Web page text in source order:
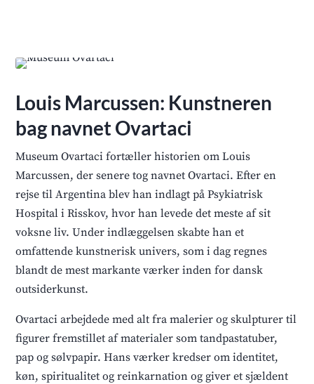
Louis Marcussen: Kunstneren
bag navnet Ovartaci
Museum Ovartaci fortæller historien om Louis
Marcussen, der senere tog navnet Ovartaci. Efter en
rejse til Argentina blev han indlagt på Psykiatrisk
Hospital i Risskov, hvor han levede det meste af sit
voksne liv. Under indlæggelsen skabte han et
omfattende kunstnerisk univers, som i dag regnes
blandt de mest markante værker inden for dansk
outsiderkunst.
Ovartaci arbejdede med alt fra malerier og skulpturer til
figurer fremstillet af materialer som tandpastatuber,
pap og sølvpapir. Hans værker kredser om identitet,
køn, spiritualitet og reinkarnation og giver et sjældent